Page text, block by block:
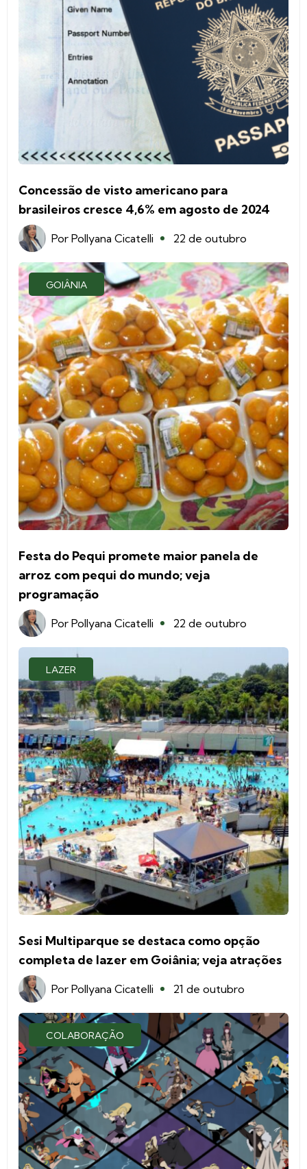
Concessão de visto americano para
brasileiros cresce 4,6% em agosto de 2024
Por Pollyana Cicatelli 22 de outubro
GOIÂNIA
Festa do Pequi promete maior panela de
arroz com pequi do mundo; veja
programação
Por Pollyana Cicatelli 22 de outubro
LAZER
Sesi Multiparque se destaca como opção
completa de lazer em Goiânia; veja atrações
Por Pollyana Cicatelli 21 de outubro
COLABORAÇÃO